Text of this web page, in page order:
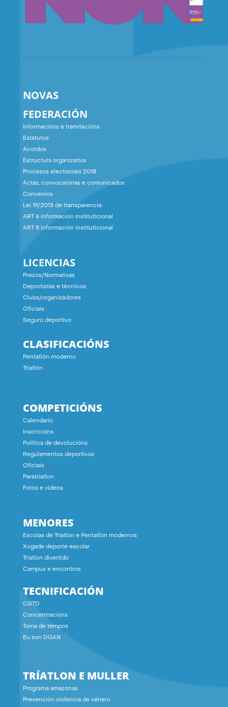
NOVAS
FEDERACIÓN
Informacións e tramitacións
Estatutos
Acordos
Estructura organizativa
Procesos electoroais 2018
Actas, convocatorias e comunicados
Convenios
Lei 19/2013 de transparencia:
ART 6 información instituticional
ART 8 información instituticional
LICENCIAS
Prezos/Normativas
Deportistas e técnicos
Clubs/organizadores
Oficiais
Seguro deportivo
CLASIFICACIÓNS
Pentatlón moderno
Tríatlón
COMPETICIÓNS
Calendario
Inscricións
Política de devolucións
Regulamentos deportivos
Oficiais
Paratríatlon
Fotos e vídeos
MENORES
Escolas de Tríatlon e Pentatlón modernos
Xogade deporte escolar
Tríatlon divertido
Campus e encontros
TECNIFICACIÓN
CGTD
Concentracións
Toma de tempos
Eu son DGAN
TRÍATLON E MULLER
Programa amazonas
Prevención violencia de xénero